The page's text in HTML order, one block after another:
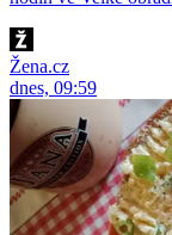
Žena.cz
dnes, 09:59